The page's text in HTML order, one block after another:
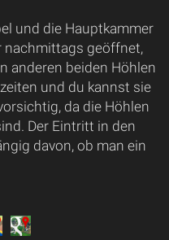
und die Hauptkammer
nachmittags geöffnet,
anderen beiden Höhlen
und du kannst sie
da die Höhlen
Der Eintritt in den
davon, ob man ein